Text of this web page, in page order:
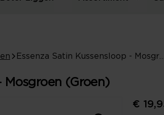
Mosgroen (Groen)
€